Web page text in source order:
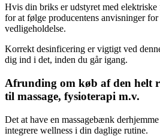
Hvis din briks er udstyret med
for at følge producentens anvisninger
vedligeholdelse.
Korrekt desinficering er vigtigt ved
dig ind i det, inden du går igang.
Afrunding om køb af den helt
til massage, fysioterapi m.v.
Det at have en massagebænk
integrere wellness i din daglige rutine.